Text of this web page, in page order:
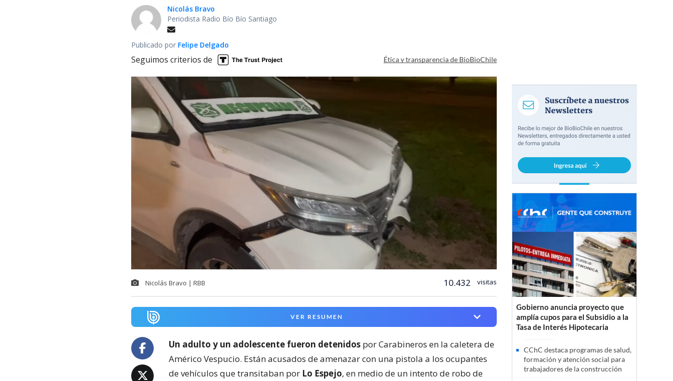
Nicolás Bravo
Periodista Radio Bío Bío Santiago
Publicado por Felipe Delgado
Seguimos criterios de Ética y transparencia de BioBioChile
Nicolás Bravo | RBB 10.432 visitas
VER RESUMEN
Un adulto y un adolescente fueron detenidos por Carabineros en la caletera de
Américo Vespucio. Están acusados de amenazar con una pistola a los ocupantes
de vehículos que transitaban por Lo Espejo, en medio de un intento de robo de
Gobierno anuncia proyecto que
amplía cupos para el Subsidio a la
Tasa de Interés Hipotecaria
CChC destaca programas de salud,
formación y atención social para
trabajadores de la construcción